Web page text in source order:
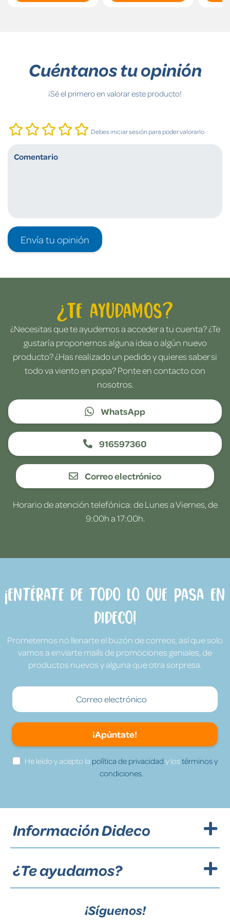
Cuéntanos tu opinión
¡Sé el primero en valorar este producto!
Debes iniciar sesión para poder valorarlo
Envía tu opinión
¿Te ayudamos?
¿Necesitas que te ayudemos a acceder a tu cuenta? ¿Te
gustaría proponernos alguna idea o algún nuevo
producto? ¿Has realizado un pedido y quieres saber si
todo va viento en popa? Ponte en contacto con
nosotros.
WhatsApp
916597360
Correo electrónico
Horario de atención telefónica: de Lunes a Viernes, de
9:00h a 17:00h.
¡Entérate de todo lo que pasa en
Dideco!
Prometemos no llenarte el buzón de correos, así que solo
vamos a enviarte mails de promociones geniales, de
productos nuevos y alguna que otra sorpresa.
¡Apúntate!
He leído y acepto la política de privacidad y lostérminos y
condiciones.
Información Dideco
¿Te ayudamos?
¡Síguenos!